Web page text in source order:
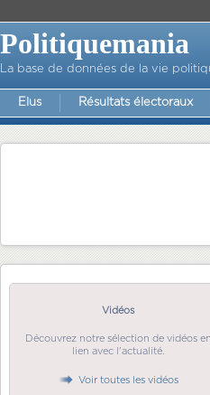
Politiquemania
La base de données de la vie
Elus Résultats électoraux
Vidéos
Découvrez notre sélection de vidéos en
lien avec l'actualité.
Voir toutes les vidéos